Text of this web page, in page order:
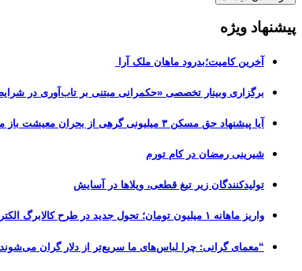
پیشنهاد ویژه
آخرین کامیت؛بدرود ماهان ملک آرا
برگزاری وبینار تخصصی «حکمرانی مبتنی بر تاب‌آوری در
آیا پیشنهاد حق مسکن ۳ میلیونی گرهی از بحران معیشت باز می‌کند؟
شیرینی رمضان در کام تورم
تولیدکنندگان زیر تیغ قطعی، ویلاها در آسایش
واریز ماهانه ۱ میلیون تومان؛ تحول جدید در طرح کالابرگ الکترونیکی
“معمای گرانی: چرا لباس‌های ما سریع‌تر از دلار گران